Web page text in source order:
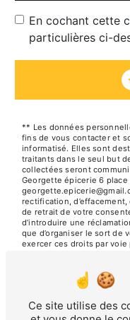
En cochant cette
particulières ci-
** Les données
fins de vous contacter et
informatisé. Elles sont
traitants dans le seul but
collectées seront
Georgette épicerie 6
rectification,
de retrait de votre
d’introduire une
que d’organiser le sort de
exercer ces droits par voie
33990 Hourtin ou par
être demandé. Nous
prise de contact puis
fins probatoires et de
vous inscrire sur la liste
disponible à cette
Ce site utilise des